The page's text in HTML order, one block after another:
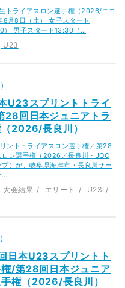
トライアスロン選手権（2026/ニヨ
月8日（土） 女子スタート
） 男子スタート13:30（…
U23
U23スプリントトライ
28回日本ジュニアトラ
2026/長良川）
ントトライアスロン選手権／第28
ロン選手権（2026／長良川・JOC
）が、岐阜県海津市・長良川サー
…
大会結果 エリート
U23
日本U23スプリントト
/第28回日本ジュニア
権（2026/長良川）